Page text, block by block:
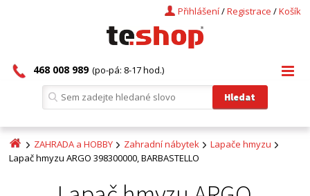
Košík
/
Registrace
/
Přihlášení
468 008 989 (po-pá: 8-17 hod.)
ZAHRADA a HOBBY Zahradní nábytek
Lapače hmyzu
Lapač hmyzu ARGO 398300000, BARBASTELLO